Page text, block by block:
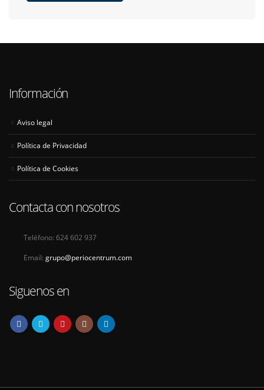
Información
Aviso legal
Política de Privacidad
Política de Cookies
Contacta con nosotros
Teléfono: 624 602 937
Email: grupo@periocentrum.com
Siguenos en